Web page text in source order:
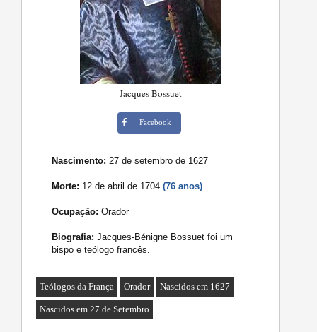
Jacques Bossuet
Facebook
Nascimento: 27 de setembro de 1627
Morte: 12 de abril de 1704(76 anos)
Ocupação: Orador
Biografia: Jacques-Bénigne Bossuet foi um
bispo e teólogo francês.
Teólogos da França Orador Nascidos em 1627
Nascidos em 27 de Setembro